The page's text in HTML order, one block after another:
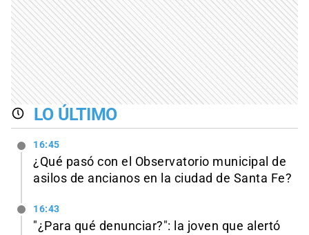
LO ÚLTIMO
16:45
¿Qué pasó con el Observatorio municipal de
asilos de ancianos en la ciudad de Santa Fe?
16:43
"¿Para qué denunciar?": la joven que alertó